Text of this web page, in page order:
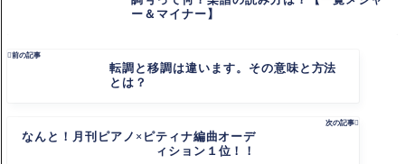
ー＆マイナー】
前の記事
転調と移調は違います。その意味と方法
とは？
次の記事
なんと！月刊ピアノ×ピティナ編曲オーデ
ィション１位！！